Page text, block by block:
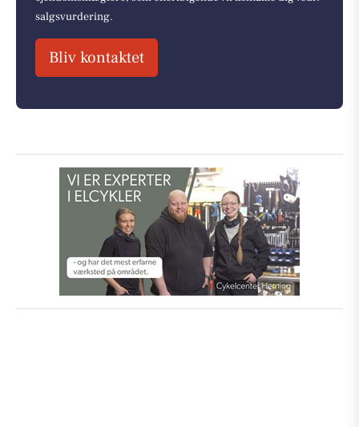
salgsvurdering.
Bliv kontaktet